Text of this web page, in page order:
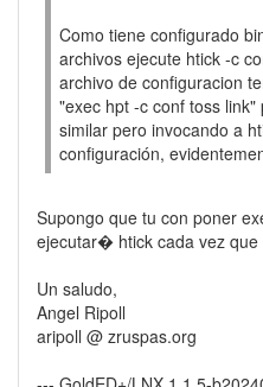
Como tiene configurado
archivos ejecute htick -c
archivo de configuracion
"exec hpt -c conf toss
similar pero invocando a
configuración,
Supongo que tu con poner
ejecutar� htick cada vez que
Un saludo,
Angel Ripoll
aripoll @ zruspas.org